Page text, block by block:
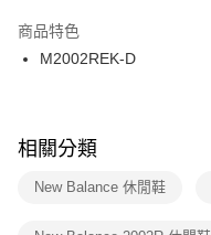
２．訂單成立數日內，您將收
３．收到繳費通知簡訊後14天
ATM／網路銀行／等多元方式
※ 交易是否成功請以「AFTEE
是否繳費成功／繳費後需取消
客戶支援中心」 https://
付款後門市自取
每筆NT$100，滿NT$1,500(
商品特色
M2002REK-D
相關分類
New Balance 休閒鞋